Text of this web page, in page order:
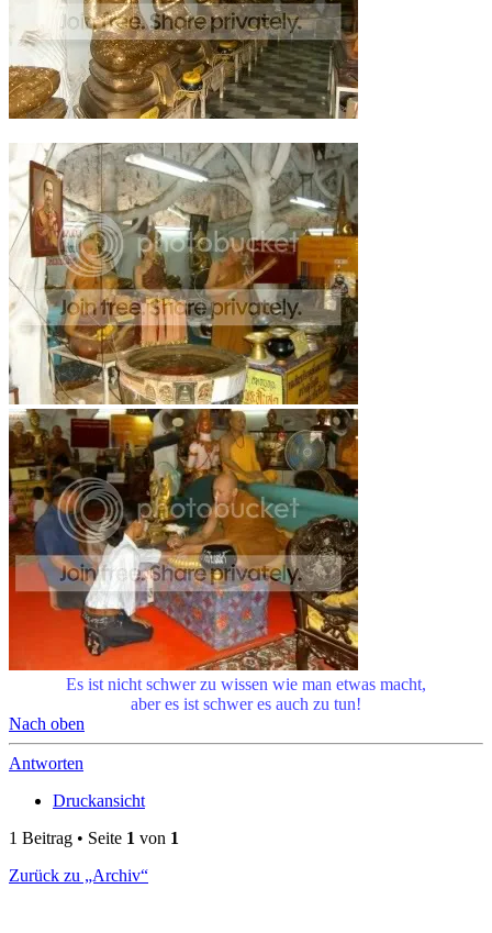
Es ist nicht schwer zu wissen wie man etwas macht,
aber es ist schwer es auch zu tun!
Nach oben
Antworten
Druckansicht
1 Beitrag • Seite 1 von 1
Zurück zu „Archiv“